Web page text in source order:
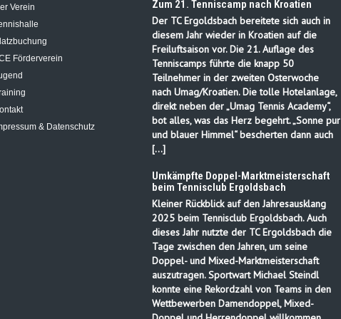
Verein
Förderverein
& Datenschutz
Zum 21. Tenniscamp nach Kroatien
Der TC Ergoldsbach bereitete sich auch in
diesem Jahr wieder in Kroatien auf die
Freiluftsaison vor. Die 21. Auflage des
Tenniscamps führte die knapp 50
Teilnehmer in der zweiten Osterwoche
nach Umag/Kroatien. Die tolle Hotelanlage,
direkt neben der „Umag Tennis Academy“,
bot alles, was das Herz begehrt. „Sonne pur
und blauer Himmel“ bescherten dann auch
[…]
Umkämpfte Doppel-Marktmeisterschaft
beim Tennisclub Ergoldsbach
Kleiner Rückblick auf den Jahresausklang
2025 beim Tennisclub Ergoldsbach. Auch
dieses Jahr nutzte der TC Ergoldsbach die
Tage zwischen den Jahren, um seine
Doppel- und Mixed-Marktmeisterschaft
auszutragen. Sportwart Michael Steindl
konnte eine Rekordzahl von Teams in den
Wettbewerben Damendoppel, Mixed-